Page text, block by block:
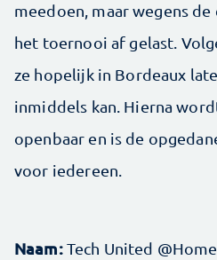
meedoen, maar wegens
het toernooi af gelast.
ze hopelijk in Bordeaux
inmiddels kan. Hierna
openbaar en is de
voor iedereen.
Naam:Tech United @Home